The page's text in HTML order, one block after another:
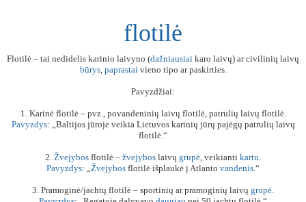
flotilė
Flotilė – tai nedidelis karinio laivyno (dažniausiai karo laivų) ar civilinių laivų
būrys, paprastaivieno tipo ar paskirties.
Pavyzdžiai:
1. Karinė flotilė – pvz., povandeninių laivų flotilė, patrulių laivų flotilė.
Pavyzdys: „Baltijos jūroje veikia Lietuvos karinių jūrų pajėgų patrulių laivų
flotilė.“
2. Žvejybos flotilė – žvejybos laivų grupė, veikianti kartu.
Pavyzdys: „Žvejybos flotilė išplaukė į Atlanto vandenis.“
3. Pramoginė/jachtų flotilė – sportinių ar pramoginių laivų grupė.